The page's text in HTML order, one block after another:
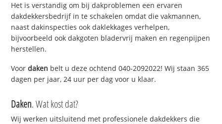
Het is verstandig om bij dakproblemen een ervaren
dakdekkersbedrijf in te schakelen omdat die vakmannen,
naast dakinspecties ook daklekkages verhelpen,
bijvoorbeeld ook dakgoten bladervrij maken en regenpijpen
herstellen.
Voordaken belt u deze ochtend 040-2092022! Wij staan 365
dagen per jaar, 24 uur per dag voor u klaar.
Daken. Wat kost dat?
Wij werken uitsluitend met professionele dakdekkers die